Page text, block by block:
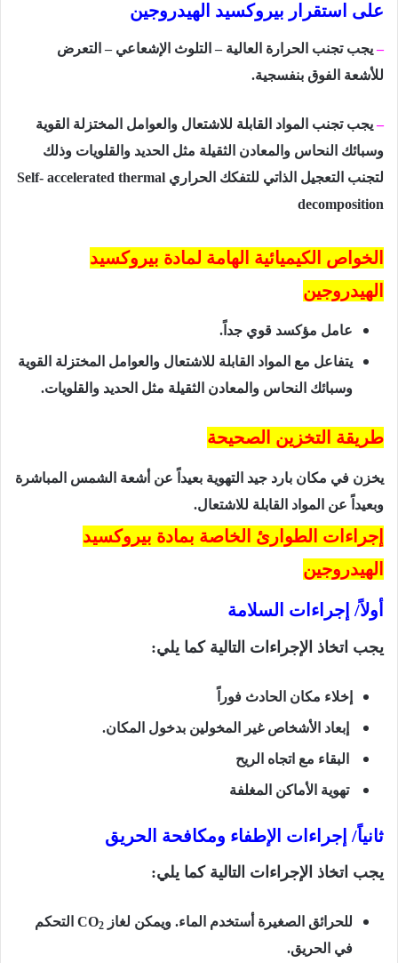
على استقرار بيروكسيد الهيدروجين
–يجب تجنب الحرارة العالية – التلوث الإشعاعي – التعرض
للأشعة الفوق بنفسجية.
–يجب تجنب المواد القابلة للاشتعال والعوامل المختزلة القوية
وسبائك النحاس والمعادن الثقيلة مثل الحديد والقلويات وذلك
لتجنب التعجيل الذاتي للتفكك الحراري Self- accelerated thermal
decomposition
الخواص الكيميائية الهامة لمادة بيروكسيد
الهيدروجين
عامل مؤكسد قوي جداً.
يتفاعل مع المواد القابلة للاشتعال والعوامل المختزلة القوية
وسبائك النحاس والمعادن الثقيلة مثل الحديد والقلويات.
طريقة التخزين الصحيحة
يخزن في مكان بارد جيد التهوية بعيداً عن أشعة الشمس المباشرة
وبعيداً عن المواد القابلة للاشتعال.
إجراءات الطوارئ الخاصة بمادة بيروكسيد
الهيدروجين
أولاً/ إجراءات السلامة
يجب اتخاذ الإجراءات التالية كما يلي:
إخلاء مكان الحادث فوراً
إبعاد الأشخاص غير المخولين بدخول المكان.
البقاء مع اتجاه الريح
تهوية الأماكن المغلفة
ثانياً/ إجراءات الإطفاء ومكافحة الحريق
يجب اتخاذ الإجراءات التالية كما يلي:
للحرائق الصغيرة أستخدم الماء. ويمكن لغاز CO2
التحكم
في الحريق.